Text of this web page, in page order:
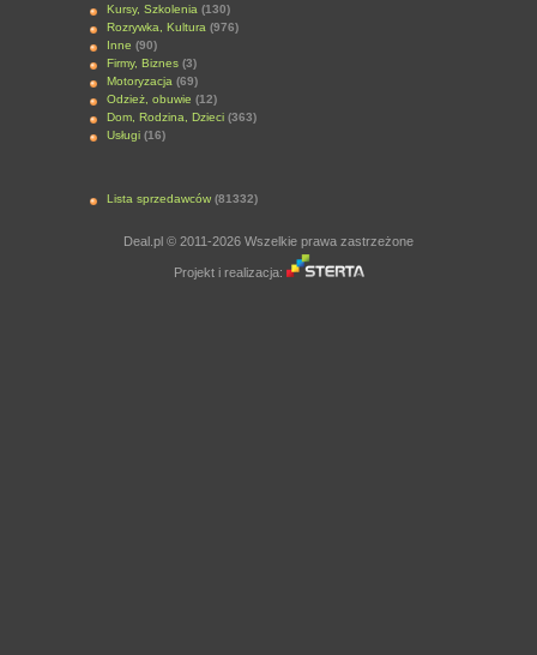
Kursy, Szkolenia (130)
Rozrywka, Kultura (976)
Inne (90)
Firmy, Biznes (3)
Motoryzacja (69)
Odzież, obuwie (12)
Dom, Rodzina, Dzieci (363)
Usługi (16)
Lista sprzedawców (81332)
Deal.pl © 2011-2026 Wszelkie prawa zastrzeżone
Projekt i realizacja: